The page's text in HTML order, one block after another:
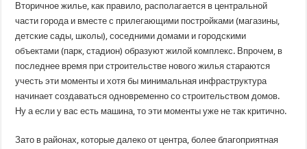
Вторичное жилье, как правило, располагается в центральной
части города и вместе с прилегающими постройками (магазины,
детские сады, школы), соседними домами и городскими
объектами (парк, стадион) образуют жилой комплекс. Впрочем, в
последнее время при строительстве нового жилья стараются
учесть эти моменты и хотя бы минимальная инфраструктура
начинает создаваться одновременно со строительством домов.
Ну а если у вас есть машина, то эти моменты уже не так критично.
Зато в районах, которые далеко от центра, более благоприятная